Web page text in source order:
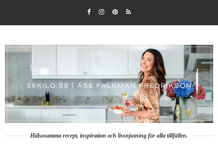
Hälsosamma recept, inspiration och livsnjutning för alla tillfällen.